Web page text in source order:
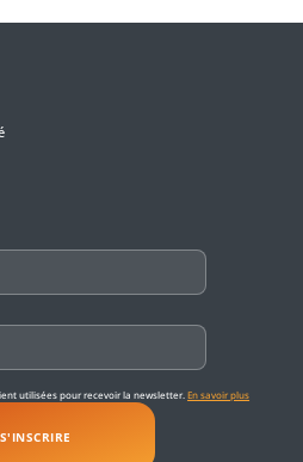
utilisées pour recevoir la newsletter.En savoir plus